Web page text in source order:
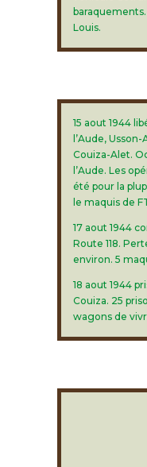
Louis.
15 aout 1944
l’Aude,
Couiza-Alet.
l’Aude. Les
été pour la
le maquis de
17 aout 1944
Route 118.
environ. 5
18 aout 1944
Couiza. 25
wagons de